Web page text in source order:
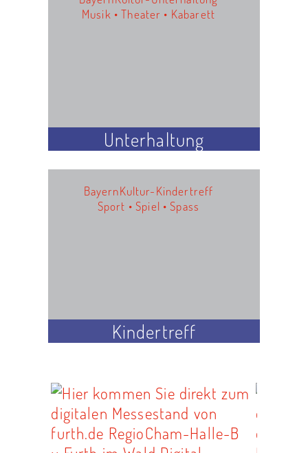
Musik • Theater • Kabarett
Unterhaltung
BayernKultur-Kindertreff
Sport • Spiel • Spass
Kindertreff